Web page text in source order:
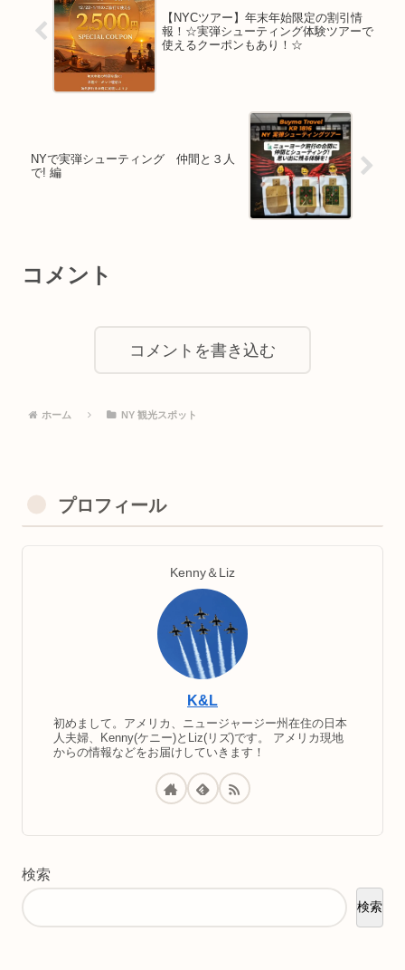
【NYCツアー】年末年始限定の割引情
報！☆実弾シューティング体験ツアーで
使えるクーポンもあり！☆
NYで実弾シューティング 仲間と３人
で! 編
コメント
コメントを書き込む
ホーム NY 観光スポット
プロフィール
Kenny＆Liz
K&L
初めまして。アメリカ、ニュージャージー州在住の日本
人夫婦、Kenny(ケニー)とLiz(リズ)です。 アメリカ現地
からの情報などをお届けしていきます！
検索
検索